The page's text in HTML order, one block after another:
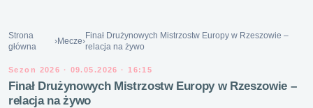
Strona
główna
›Mecze›
Finał Drużynowych Mistrzostw Europy w Rzeszowie –
relacja na żywo
Sezon 2026 · 09.05.2026 · 16:15
Finał Drużynowych Mistrzostw Europy w Rzeszowie –
relacja na żywo